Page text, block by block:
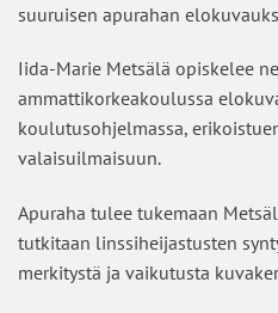
suuruisen apurahan
Iida-Marie Metsälä opiskelee
ammattikorkeakoulussa
koulutusohjelmassa,
valaisuilmaisuun.
Apuraha tulee tukemaan
tutkitaan linssiheijastusten
merkitystä ja vaikutusta